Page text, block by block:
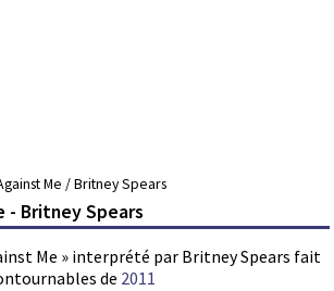
Me / Britney Spears
- Britney Spears
Me » interprété par Britney Spears fait
de 2011